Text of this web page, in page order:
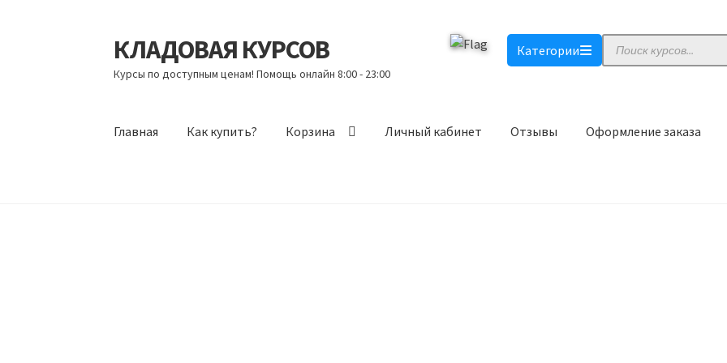
Перейти
к
навигации
Перейти
к
содержимому
КЛАДОВАЯ КУРСОВ
Курсы по доступным ценам! Помощь онлайн 8:00 - 23:00
Категории
Поиск
товаров
Главная Как купить? Корзина Личный кабинет Отзывы Оформление заказа